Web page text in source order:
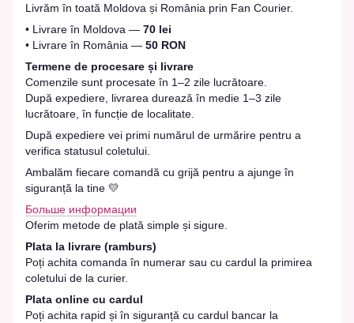
Livrăm în toată Moldova și România prin Fan Courier.
• Livrare în Moldova — 70 lei
• Livrare în România — 50 RON
Termene de procesare și livrare
Comenzile sunt procesate în 1–2 zile lucrătoare.
După expediere, livrarea durează în medie 1–3 zile
lucrătoare, în funcție de localitate.
După expediere vei primi numărul de urmărire pentru a
verifica statusul coletului.
Ambalăm fiecare comandă cu grijă pentru a ajunge în
siguranță la tine 💛
Больше информации
Oferim metode de plată simple și sigure.
Plata la livrare (ramburs)
Poți achita comanda în numerar sau cu cardul la primirea
coletului de la curier.
Plata online cu cardul
Poți achita rapid și în siguranță cu cardul bancar la